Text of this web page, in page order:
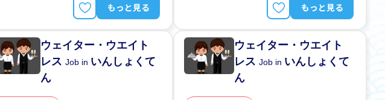
もっと見る もっと見る
ウェイター・ウエイト
レスJob in いんしょくて
ん
ウェイター・ウエイト
レスJob in いんしょくて
ん